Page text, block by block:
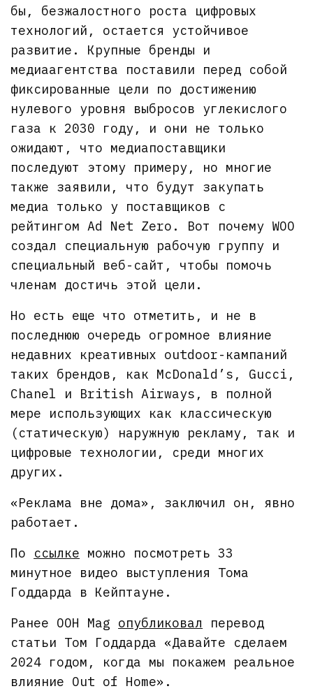
бы, безжалостного роста цифровых
технологий, остается устойчивое
развитие. Крупные бренды и
медиаагентства поставили перед собой
фиксированные цели по достижению
нулевого уровня выбросов углекислого
газа к 2030 году, и они не только
ожидают, что медиапоставщики
последуют этому примеру, но многие
также заявили, что будут закупать
медиа только у поставщиков с
рейтингом Ad Net Zero. Вот почему WOO
создал специальную рабочую группу и
специальный веб-сайт, чтобы помочь
членам достичь этой цели.
Но есть еще что отметить, и не в
последнюю очередь огромное влияние
недавних креативных outdoor-кампаний
таких брендов, как McDonald’s, Gucci,
Chanel и British Airways, в полной
мере использующих как классическую
(статическую) наружную рекламу, так и
цифровые технологии, среди многих
других.
«Реклама вне дома», заключил он, явно
работает.
По ссылке можно посмотреть 33
минутное видео выступления Тома
Годдарда в Кейптауне.
Ранее OOH Mag опубликовал перевод
статьи Том Годдарда «Давайте сделаем
2024 годом, когда мы покажем реальное
влияние Out of Home».